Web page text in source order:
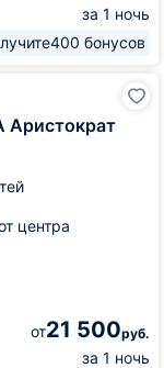
за 1 ночь
400 бонусов
Аристократ
центра
от21 500руб.
за 1 ночь